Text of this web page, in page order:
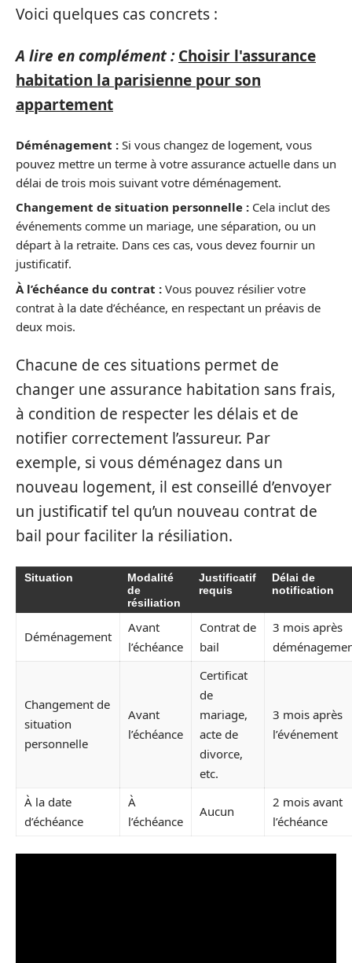
Voici quelques cas concrets :
A lire en complément : Choisir l'assurance
habitation la parisienne pour son
appartement
Déménagement : Si vous changez de logement, vous
pouvez mettre un terme à votre assurance actuelle dans un
délai de trois mois suivant votre déménagement.
Changement de situation personnelle : Cela inclut des
événements comme un mariage, une séparation, ou un
départ à la retraite. Dans ces cas, vous devez fournir un
justificatif.
À l’échéance du contrat : Vous pouvez résilier votre
contrat à la date d’échéance, en respectant un préavis de
deux mois.
Chacune de ces situations permet de
changer une assurance habitation sans frais,
à condition de respecter les délais et de
notifier correctement l’assureur. Par
exemple, si vous déménagez dans un
nouveau logement, il est conseillé d’envoyer
un justificatif tel qu’un nouveau contrat de
bail pour faciliter la résiliation.
Situation
Modalité
de
résiliation
Justificatif
requis
Délai de
notification
Déménagement
Avant
l’échéance
Contrat de
bail
3 mois après
Changement de
situation
personnelle
Avant
l’échéance
Certificat
de
mariage,
acte de
divorce,
etc.
3 mois après
l’événement
À la date
d’échéance
À
l’échéance
Aucun
2 mois avant
l’échéance